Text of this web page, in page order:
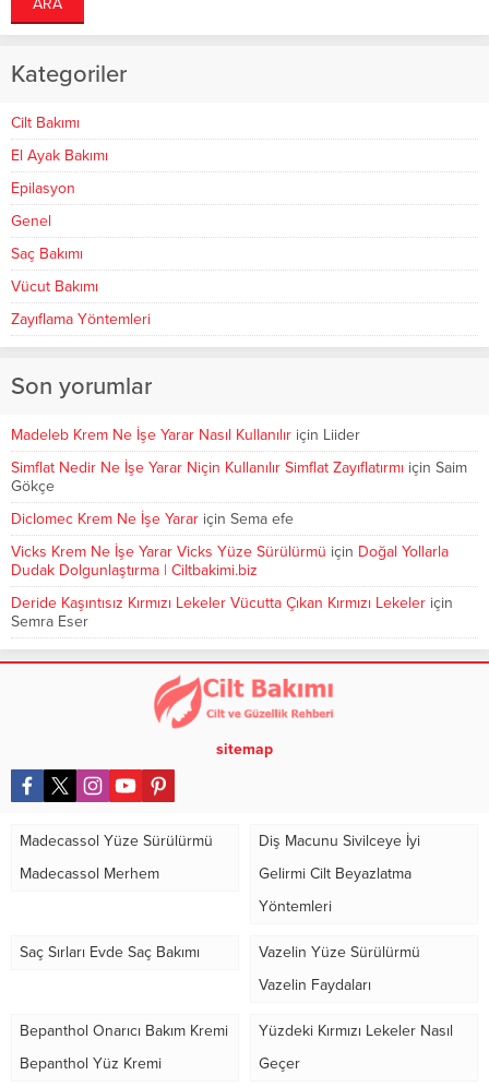
Kategoriler
Cilt Bakımı
El Ayak Bakımı
Epilasyon
Genel
Saç Bakımı
Vücut Bakımı
Zayıflama Yöntemleri
Son yorumlar
Madeleb Krem Ne İşe Yarar Nasıl Kullanılır için Liider
Simflat Nedir Ne İşe Yarar Niçin Kullanılır Simflat Zayıflatırmı için Saim
Gökçe
Diclomec Krem Ne İşe Yarar için Sema efe
Vicks Krem Ne İşe Yarar Vicks Yüze Sürülürmü için Doğal Yollarla
Dudak Dolgunlaştırma | Ciltbakimi.biz
Deride Kaşıntısız Kırmızı Lekeler Vücutta Çıkan Kırmızı Lekeler için
Semra Eser
sitemap
Madecassol Yüze Sürülürmü
Madecassol Merhem
Diş Macunu Sivilceye İyi
Gelirmi Cilt Beyazlatma
Yöntemleri
Saç Sırları Evde Saç Bakımı
Vazelin Yüze Sürülürmü
Vazelin Faydaları
Bepanthol Onarıcı Bakım Kremi
Bepanthol Yüz Kremi
Yüzdeki Kırmızı Lekeler Nasıl
Geçer